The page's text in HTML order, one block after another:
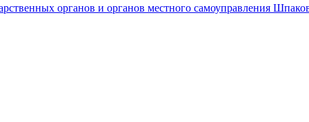
органов и органов местного самоуправления